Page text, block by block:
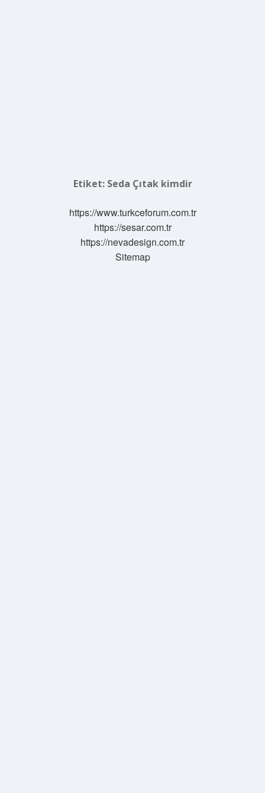
Etiket: Seda Çıtak kimdir
https://www.turkceforum.com.tr
https://sesar.com.tr
https://nevadesign.com.tr
Sitemap